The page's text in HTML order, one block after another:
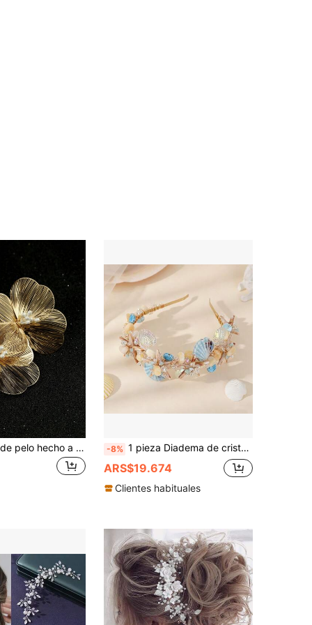
1 pieza Peine de pelo hecho a mano para damas con lazo dorado, adecuado para fiesta nupcial, festival o como un regalo elegante. -8% 1 pieza Diadema de cristal con concha de estrella de mar, corona de cabello con tema oceánico de alambre de metal dorado, accesorio de cabello nupcial de sirena de playa, adecuado para fotografía de vacaciones y bodas
ARS$19.674
Clientes habituales